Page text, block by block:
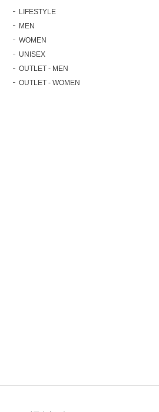
LIFESTYLE
MEN
WOMEN
UNISEX
OUTLET - MEN
OUTLET - WOMEN